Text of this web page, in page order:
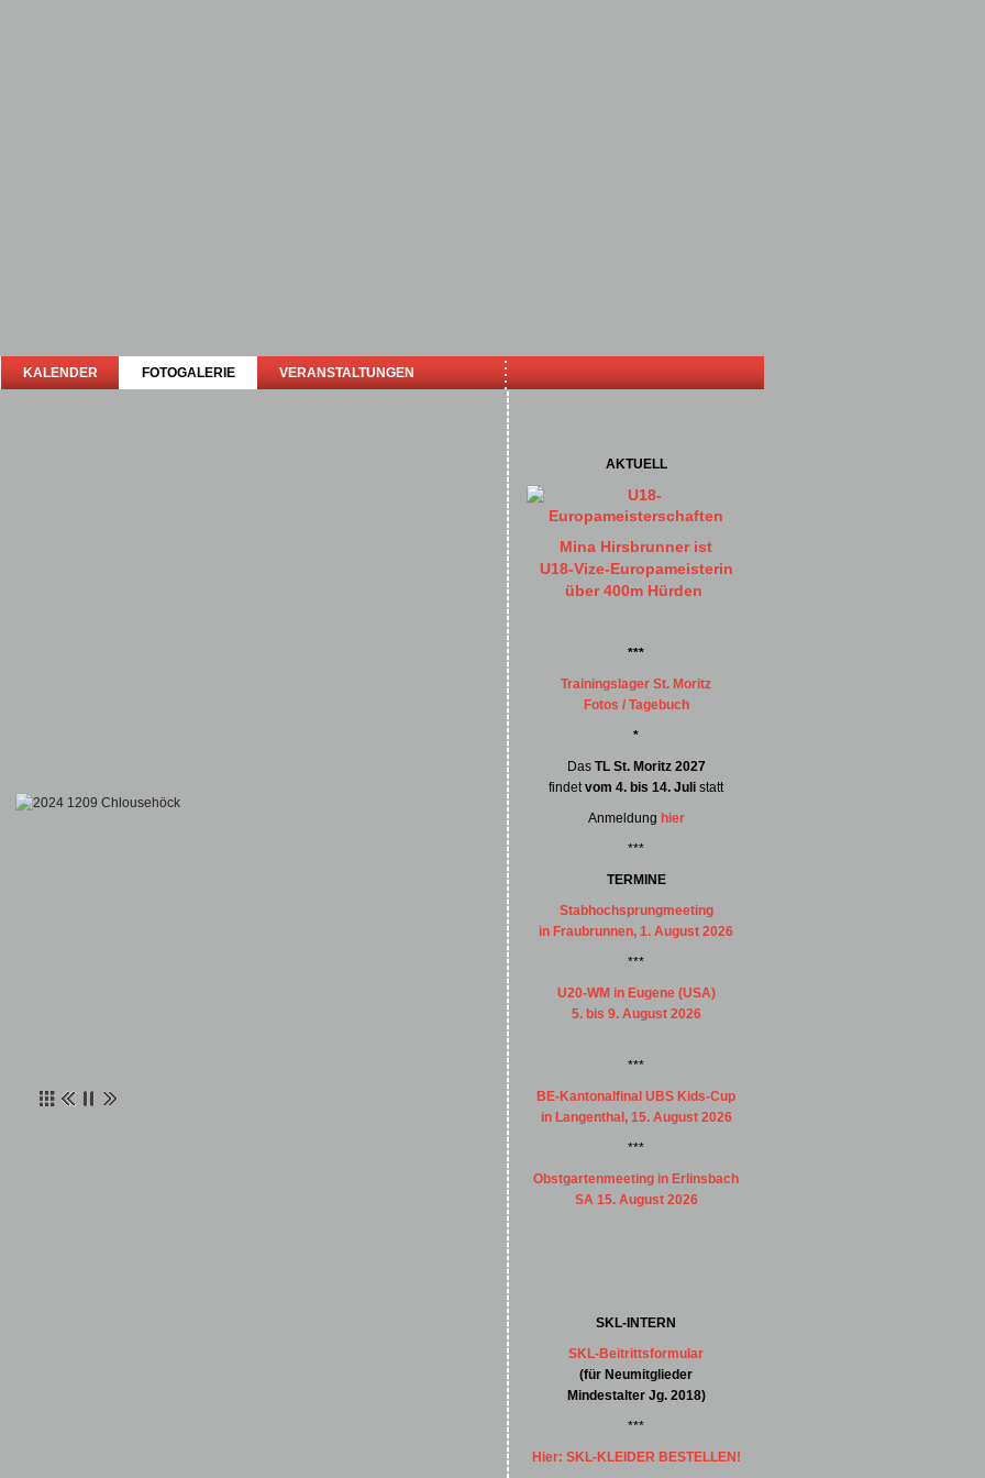
KALENDER FOTOGALERIE VERANSTALTUNGEN
AKTUELL
Mina Hirsbrunner ist
U18-Vize-Europameisterin
über 400m Hürden
***
Trainingslager St. Moritz
Fotos / Tagebuch
*
Das TL St. Moritz 2027
findetvom 4. bis 14. Juli statt
Anmeldung hier
***
TERMINE
Stabhochsprungmeeting
in Fraubrunnen, 1. August 2026
***
U20-WM in Eugene (USA)
5. bis 9. August 2026
***
BE-Kantonalfinal UBS Kids-Cup
in Langenthal, 15. August 2026
***
Obstgartenmeeting in Erlinsbach
SA 15. August 2026
SKL-INTERN
SKL-Beitrittsformular
(für Neumitglieder
Mindestalter Jg. 2018)
***
Hier: SKL-KLEIDER BESTELLEN!